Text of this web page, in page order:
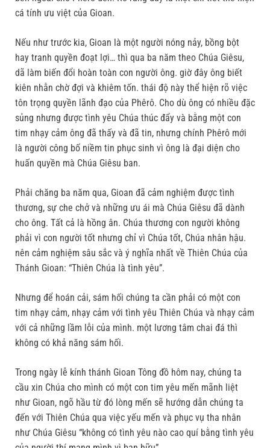
cá tính ưu việt của Gioan.
Nếu như trước kia, Gioan là một người nóng nảy, bồng bột
hay tranh quyền đoạt lợi… thì qua ba năm theo Chúa Giêsu,
dã làm biến đổi hoàn toàn con người ông. giờ đây ông biết
kiên nhẫn chờ đợi và khiêm tốn. thái độ này thể hiện rõ việc
tôn trọng quyền lãnh đạo của Phêrô. Cho dù ông có nhiều đặc
sủng nhưng được tình yêu Chúa thúc đẩy và bằng một con
tim nhạy cảm ông đã thấy và đã tin, nhưng chính Phêrô mới
là người công bố niềm tin phục sinh vì ông là đại diện cho
huấn quyền mà Chúa Giêsu ban.
Phải chăng ba năm qua, Gioan đã cảm nghiệm được tình
thương, sự che chở và những ưu ái mà Chúa Giêsu đã dành
cho ông. Tất cả là hồng ân. Chúa thương con người không
phải vì con người tốt nhưng chỉ vì Chúa tốt, Chúa nhân hậu.
nên cảm nghiệm sâu sắc và ý nghĩa nhất về Thiên Chúa của
Thánh Gioan: “Thiên Chúa là tình yêu”.
Nhưng để hoán cải, sám hối chúng ta cần phải có một con
tim nhạy cảm, nhạy cảm với tình yêu Thiên Chúa và nhạy cảm
với cả những lầm lỗi của mình. một lương tâm chai đá thì
không có khả năng sám hối.
Trong ngày lễ kính thánh Gioan Tông đồ hôm nay, chúng ta
cầu xin Chúa cho mình có một con tim yêu mến mãnh liệt
như Gioan, ngõ hầu từ đó lòng mến sẽ hướng dẫn chúng ta
đến với Thiên Chúa qua việc yếu mến và phục vụ tha nhân
như Chúa Giêsu “không có tình yêu nào cao quí bằng tình yêu